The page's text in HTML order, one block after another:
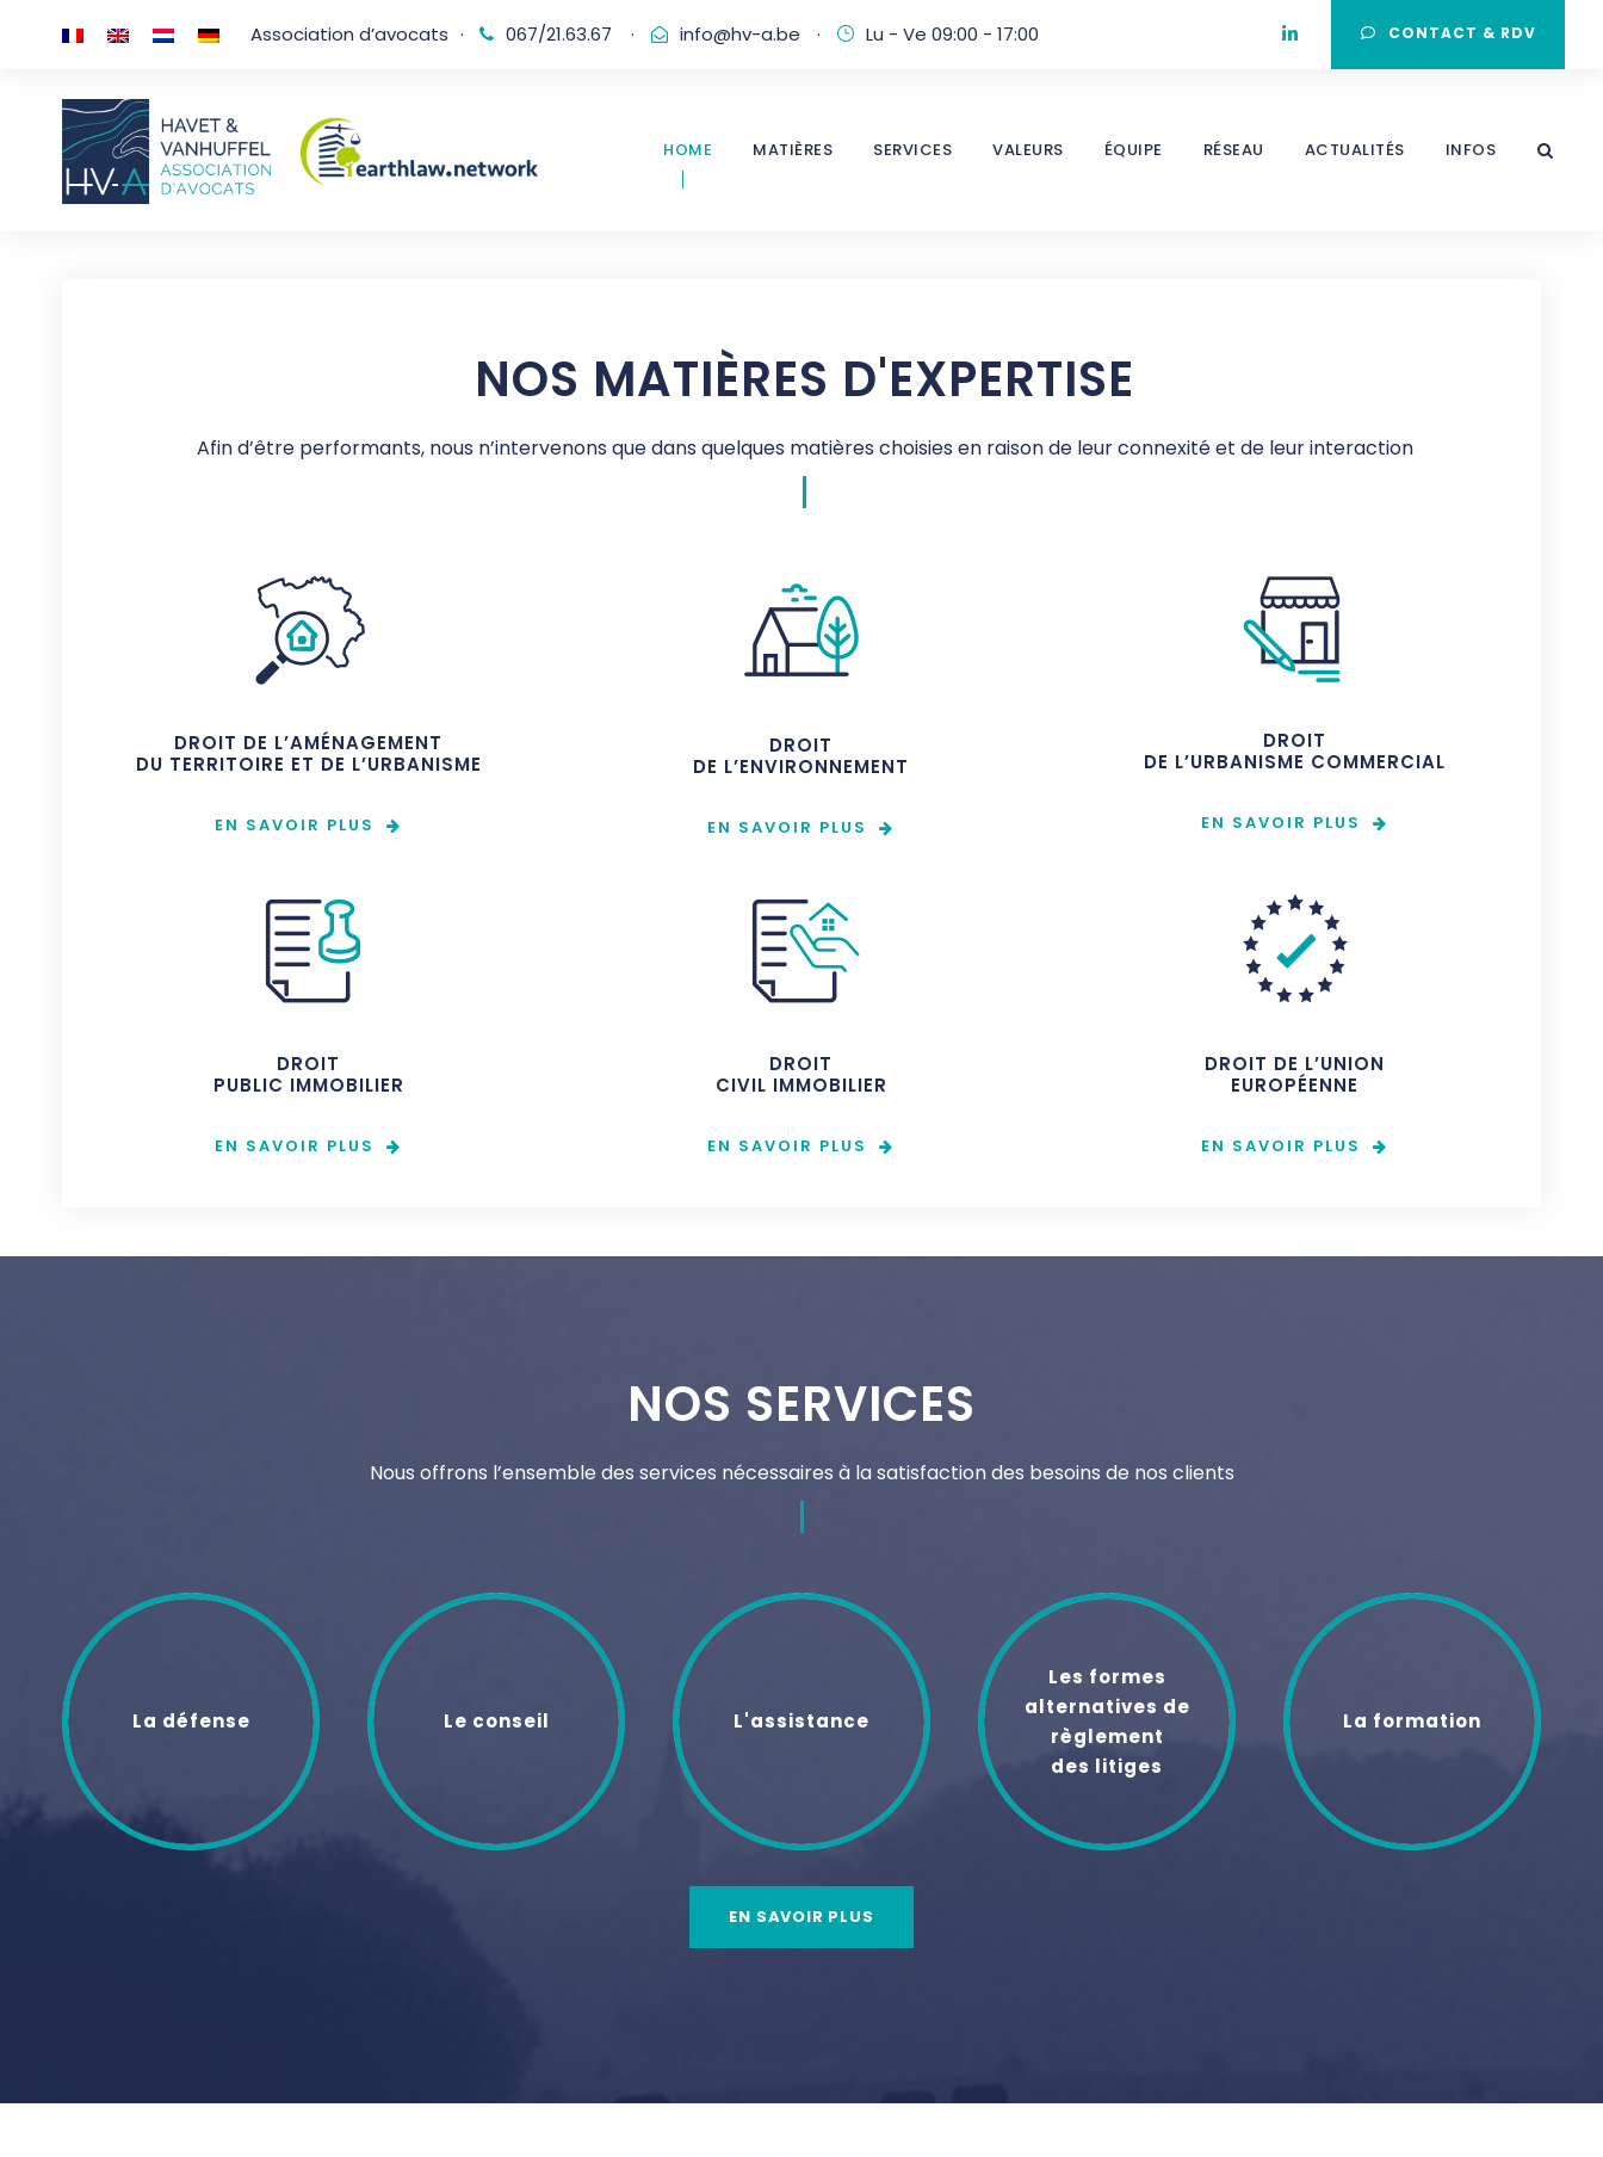
Association d’avocats · 067/21.63.67 · info@hv-a.be · Lu - Ve 09:00 - 17:00 CONTACT & RDV
HOME MATIÈRES SERVICES VALEURS ÉQUIPE RÉSEAU ACTUALITÉS INFOS
NOS MATIÈRES D'EXPERTISE
Afin d’être performants, nous n’intervenons que dans quelques matières choisies en raison de leur connexité et de leur interaction
DROIT DE L’AMÉNAGEMENT
DU TERRITOIRE ET DE L’URBANISME
EN SAVOIR PLUS
DROIT
DE L’ENVIRONNEMENT
EN SAVOIR PLUS
DROIT
DE L’URBANISME COMMERCIAL
EN SAVOIR PLUS
DROIT
PUBLIC IMMOBILIER
EN SAVOIR PLUS
DROIT
CIVIL IMMOBILIER
EN SAVOIR PLUS
DROIT DE L’UNION
EUROPÉENNE
EN SAVOIR PLUS
NOS SERVICES
Nous offrons l’ensemble des services nécessaires à la satisfaction des besoins de nos clients
La défense Le conseil L'assistance
Les formes
alternatives de
règlement
des litiges
La formation
EN SAVOIR PLUS